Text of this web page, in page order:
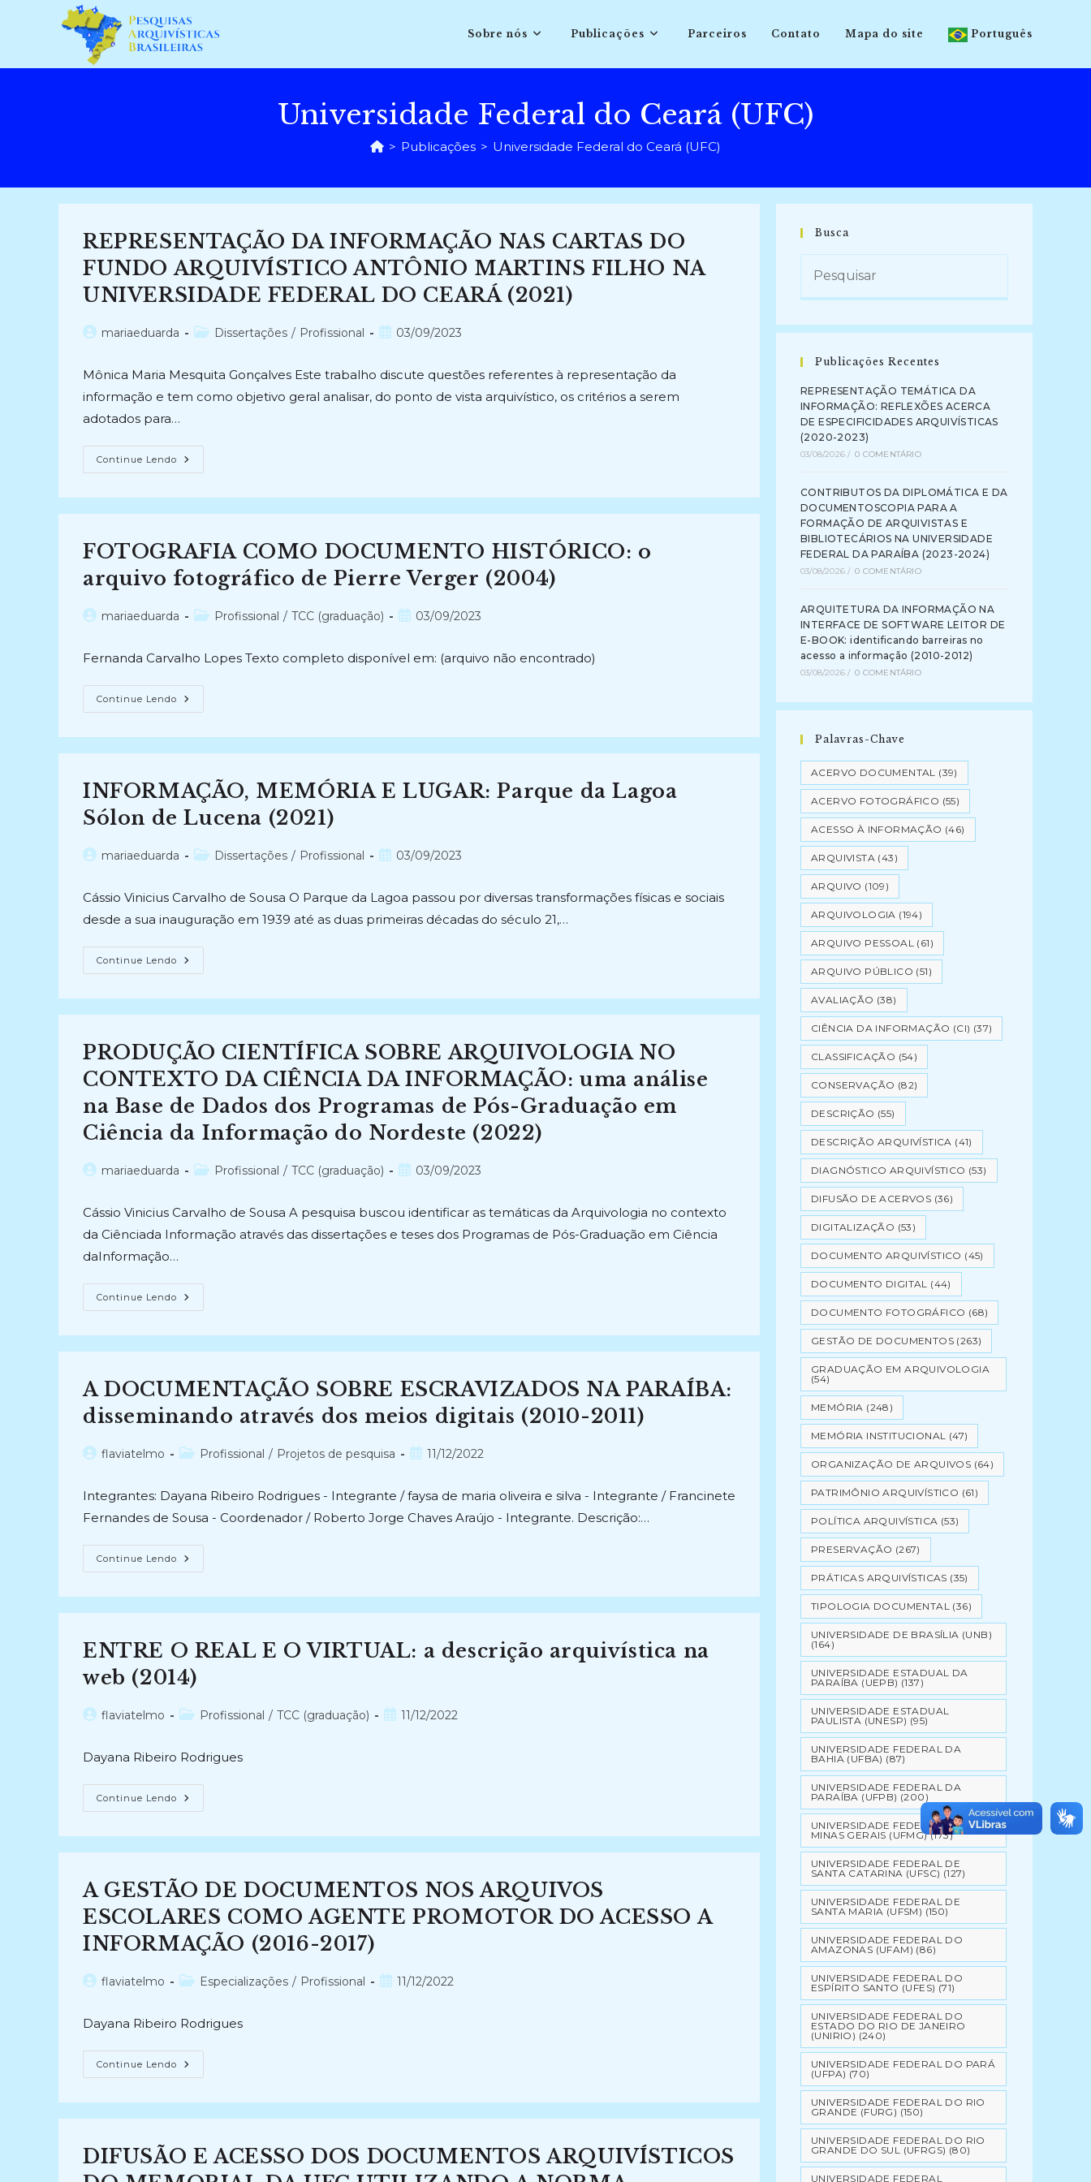
conteúdo
Sobre nós Publicações Parceiros Contato Mapa do site Português
Universidade Federal do Ceará (UFC)
> Publicações > Universidade Federal do Ceará (UFC)
REPRESENTAÇÃO DA INFORMAÇÃO NAS CARTAS DO
FUNDO ARQUIVÍSTICO ANTÔNIO MARTINS FILHO NA
UNIVERSIDADE FEDERAL DO CEARÁ (2021)
Autormariaeduarda
Categoria
Dissertações / Profissional
Post03/09/2023
Mônica Maria Mesquita Gonçalves Este trabalho discute questões referentes à representação da
informação e tem como objetivo geral analisar, do ponto de vista arquivístico, os critérios a serem
adotados para…
Continue Lendo REPRESENTAÇÃO
DA
DO
ANTÔNIO
MARTINS
FILHO
NA
FEDERAL
DO
FOTOGRAFIA COMO DOCUMENTO HISTÓRICO: o
arquivo fotográfico de Pierre Verger (2004)
Autormariaeduarda
Categoria
Profissional / TCC (graduação)
Post03/09/2023
Fernanda Carvalho Lopes Texto completo disponível em: (arquivo não encontrado)
Continue Lendo FOTOGRAFIA
COMO
Arquivo
Pierre
Verger
(2004)
INFORMAÇÃO, MEMÓRIA E LUGAR: Parque da Lagoa
Sólon de Lucena (2021)
Autormariaeduarda
Categoria
Dissertações / Profissional
Post03/09/2023
Cássio Vinicius Carvalho de Sousa O Parque da Lagoa passou por diversas transformações físicas e sociais
desde a sua inauguração em 1939 até as duas primeiras décadas do século 21,…
Continue Lendo INFORMAÇÃO,
MEMÓRIA
Da
Sólon
De
Lucena
(2021)
PRODUÇÃO CIENTÍFICA SOBRE ARQUIVOLOGIA NO
CONTEXTO DA CIÊNCIA DA INFORMAÇÃO: uma análise
na Base de Dados dos Programas de Pós-Graduação em
Ciência da Informação do Nordeste (2022)
Autormariaeduarda
Categoria
Profissional / TCC (graduação)
Post03/09/2023
Cássio Vinicius Carvalho de Sousa A pesquisa buscou identificar as temáticas da Arquivologia no contexto
da Ciênciada Informação através das dissertações e teses dos Programas de Pós-Graduação em Ciência
daInformação…
Continue Lendo PRODUÇÃO
CIENTÍFICA
CONTEXTO
DA
INFORMAÇÃO:
Uma
Análise
Base
De
Programas
De
Pós-
Graduação
Ciência
Da
Informação
A DOCUMENTAÇÃO SOBRE ESCRAVIZADOS NA PARAÍBA:
disseminando através dos meios digitais (2010-2011)
Autorflaviatelmo
Categoria
Profissional / Projetos de pesquisa
Post11/12/2022
Integrantes: Dayana Ribeiro Rodrigues - Integrante / faysa de maria oliveira e silva - Integrante / Francinete
Fernandes de Sousa - Coordenador / Roberto Jorge Chaves Araújo - Integrante. Descrição:…
Continue Lendo A
DOCUMENTAÇÃO
PARAÍBA:
Dos
Meios
Digitais
(2010-
ENTRE O REAL E O VIRTUAL: a descrição arquivística na
web (2014)
Autorflaviatelmo
Categoria
Profissional / TCC (graduação)
Post11/12/2022
Dayana Ribeiro Rodrigues
Continue Lendo ENTRE
O
VIRTUAL:
Descrição
Arquivística
Na
Web
(2014)
A GESTÃO DE DOCUMENTOS NOS ARQUIVOS
ESCOLARES COMO AGENTE PROMOTOR DO ACESSO A
INFORMAÇÃO (2016-2017)
Autorflaviatelmo
Categoria
Especializações / Profissional
Post11/12/2022
Dayana Ribeiro Rodrigues
Continue Lendo A
GESTÃO
ARQUIVOS
AGENTE
PROMOTOR
DO
DIFUSÃO E ACESSO DOS DOCUMENTOS ARQUIVÍSTICOS
Busca
Publicações Recentes
REPRESENTAÇÃO TEMÁTICA DA
INFORMAÇÃO: REFLEXÕES ACERCA
DE ESPECIFICIDADES ARQUIVÍSTICAS
(2020-2023)
03/08/2026 / 0 COMENTÁRIO
CONTRIBUTOS DA DIPLOMÁTICA E DA
DOCUMENTOSCOPIA PARA A
FORMAÇÃO DE ARQUIVISTAS E
BIBLIOTECÁRIOS NA UNIVERSIDADE
FEDERAL DA PARAÍBA (2023-2024)
03/08/2026 / 0 COMENTÁRIO
ARQUITETURA DA INFORMAÇÃO NA
INTERFACE DE SOFTWARE LEITOR DE
E-BOOK: identificando barreiras no
acesso a informação (2010-2012)
03/08/2026 / 0 COMENTÁRIO
Palavras-Chave
ACERVO DOCUMENTAL (39)
ACERVO FOTOGRÁFICO (55)
ACESSO À INFORMAÇÃO (46)
ARQUIVISTA (43)
ARQUIVO (109)
ARQUIVOLOGIA (194)
ARQUIVO PESSOAL (61)
ARQUIVO PÚBLICO (51)
AVALIAÇÃO (38)
CIÊNCIA DA INFORMAÇÃO (CI) (37)
CLASSIFICAÇÃO (54)
CONSERVAÇÃO (82)
DESCRIÇÃO (55)
DESCRIÇÃO ARQUIVÍSTICA (41)
DIAGNÓSTICO ARQUIVÍSTICO (53)
DIFUSÃO DE ACERVOS (36)
DIGITALIZAÇÃO (53)
DOCUMENTO ARQUIVÍSTICO (45)
DOCUMENTO DIGITAL (44)
DOCUMENTO FOTOGRÁFICO (68)
GESTÃO DE DOCUMENTOS (263)
GRADUAÇÃO EM ARQUIVOLOGIA
(54)
MEMÓRIA (248)
MEMÓRIA INSTITUCIONAL (47)
ORGANIZAÇÃO DE ARQUIVOS (64)
PATRIMÔNIO ARQUIVÍSTICO (61)
POLÍTICA ARQUIVÍSTICA (53)
PRESERVAÇÃO (267)
PRÁTICAS ARQUIVÍSTICAS (35)
TIPOLOGIA DOCUMENTAL (36)
UNIVERSIDADE DE BRASÍLIA (UNB)
(164)
UNIVERSIDADE ESTADUAL DA
PARAÍBA (UEPB) (137)
UNIVERSIDADE ESTADUAL
PAULISTA (UNESP) (95)
UNIVERSIDADE FEDERAL DA
BAHIA (UFBA) (87)
UNIVERSIDADE FEDERAL DA
PARAÍBA (UFPB) (200)
UNIVERSIDADE FEDERAL DE
MINAS GERAIS (UFMG)(173)
UNIVERSIDADE FEDERAL DE
SANTA CATARINA (UFSC) (127)
UNIVERSIDADE FEDERAL DE
SANTA MARIA (UFSM) (150)
UNIVERSIDADE FEDERAL DO
AMAZONAS (UFAM) (86)
UNIVERSIDADE FEDERAL DO
ESPÍRITO SANTO (UFES) (71)
UNIVERSIDADE FEDERAL DO
ESTADO DO RIO DE JANEIRO
(UNIRIO) (240)
UNIVERSIDADE FEDERAL DO PARÁ
(UFPA) (70)
UNIVERSIDADE FEDERAL DO RIO
GRANDE (FURG) (150)
UNIVERSIDADE FEDERAL DO RIO
GRANDE DO SUL (UFRGS) (80)
UNIVERSIDADE FEDERAL